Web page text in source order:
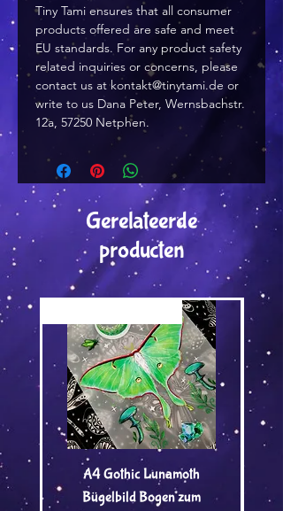
Tiny Tami ensures that all consumer
products offered are safe and meet
EU standards. For any product safety
related inquiries or concerns, please
contact us at kontakt@tinytami.de or
write to us Dana Peter, Wernsbachstr.
12a, 57250 Netphen.
Gerelateerde
producten
A4 Gothic Lunamoth
Bügelbild Bogen zum